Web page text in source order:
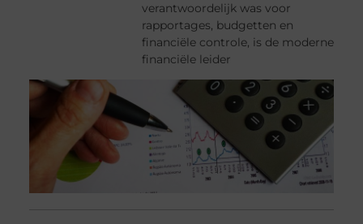
verantwoordelijk was voor
rapportages, budgetten en
financiële controle, is de moderne
financiële leider